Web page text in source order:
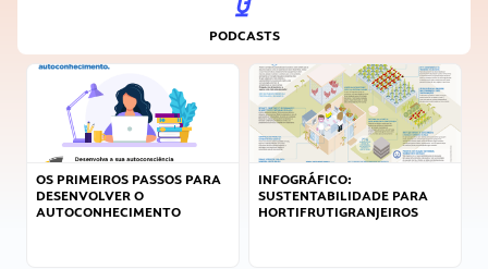
PODCASTS
OS PRIMEIROS PASSOS PARA
DESENVOLVER O
AUTOCONHECIMENTO
INFOGRÁFICO:
SUSTENTABILIDADE PARA
HORTIFRUTIGRANJEIROS